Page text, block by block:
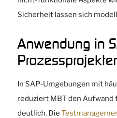
Sicherheit lassen sich
Anwendung in
In SAP-Umgebungen mit
reduziert MBT den Aufwand
deutlich. Die